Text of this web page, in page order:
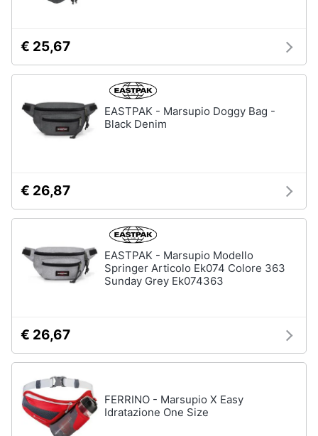
€ 25,67
EASTPAK - Marsupio Doggy Bag -
Black Denim
€ 26,87
EASTPAK - Marsupio Modello
Springer Articolo Ek074 Colore 363
Sunday Grey Ek074363
€ 26,67
FERRINO - Marsupio X Easy
Idratazione One Size